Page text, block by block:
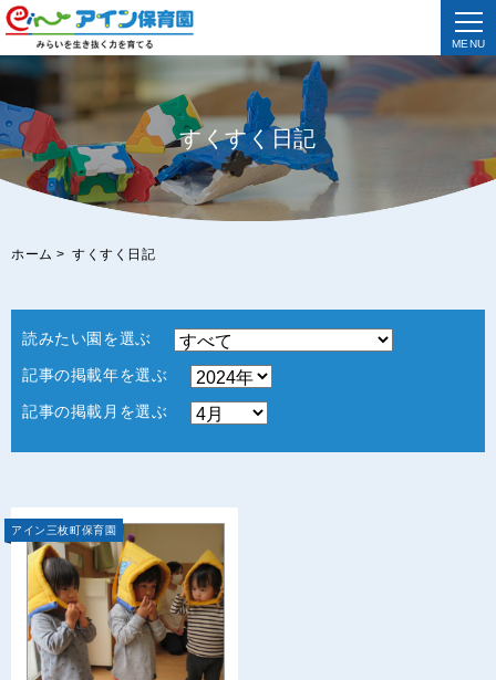
MENU
すくすく日記
ホーム > すくすく日記
読みたい園を選ぶ
記事の掲載年を選ぶ
記事の掲載月を選ぶ
アイン三枚町保育園